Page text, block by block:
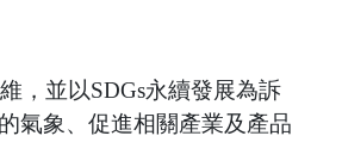
，並以SDGs永續發展為訴
氣象、促進相關產業及產品